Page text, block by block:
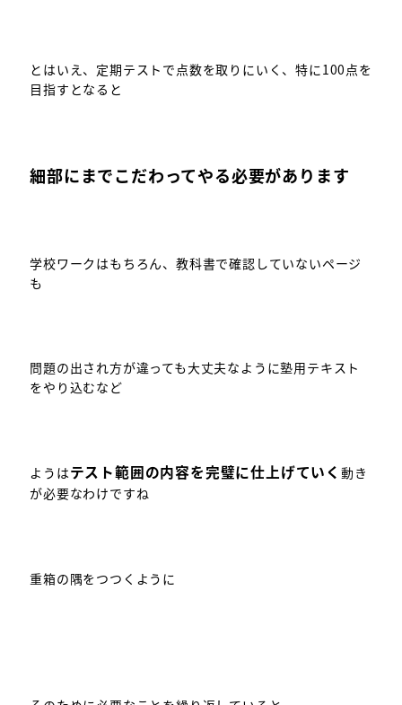
とはいえ、定期テストで点数を取りにいく、特に100点を
目指すとなると
細部にまでこだわってやる必要があります
学校ワークはもちろん、教科書で確認していないページ
も
問題の出され方が違っても大丈夫なように塾用テキスト
をやり込むなど
ようはテスト範囲の内容を完璧に仕上げていく 動き
が必要なわけですね
重箱の隅をつつくように